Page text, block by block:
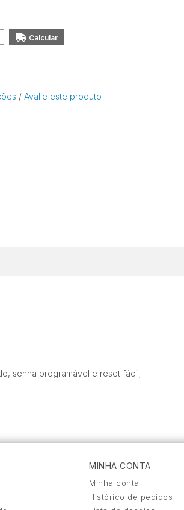
/ Avalie este produto
senha programável e reset fácil;
MINHA CONTA
Minha conta
Histórico de pedidos